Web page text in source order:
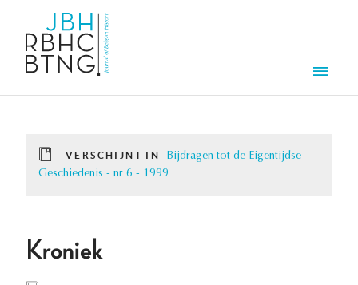
VERSCHIJNT IN
Bijdragen tot de Eigentijdse
Geschiedenis - nr 6 - 1999
Kroniek